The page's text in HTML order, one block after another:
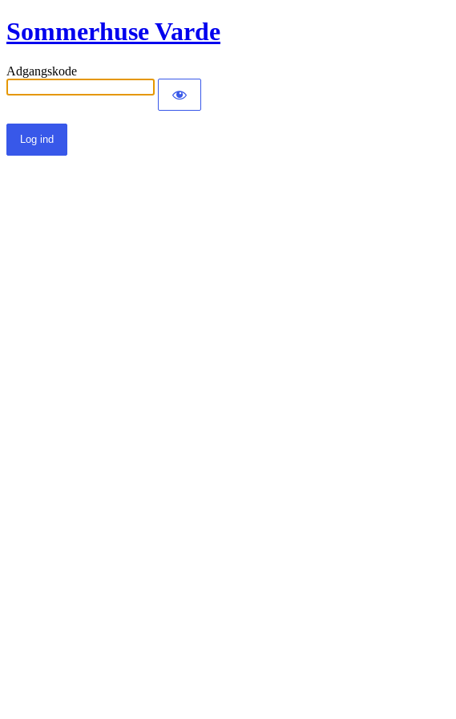
Sommerhuse Varde
Adgangskode